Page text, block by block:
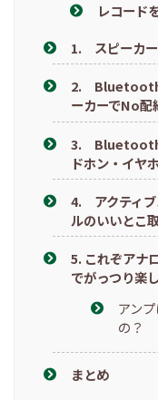
レコード
1. スピーカー
2. Bluetooth
ーカーでNo配
3. Bluetooth
ドホン・イヤ
4. アクティブ
ルのいいとこ
5. これぞアナ
でがっつり楽
アン
の？
まとめ